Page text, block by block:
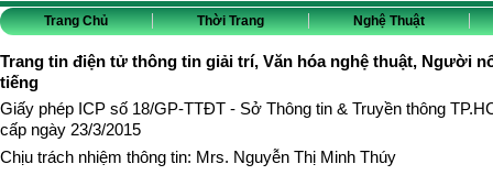
Trang Chủ Thời Trang Nghệ Thuật
Trang tin điện tử thông tin giải trí, Văn hóa nghệ thuật, Người
tiếng
Giấy phép ICP số 18/GP-TTĐT - Sở Thông tin & Truyền thông
cấp ngày 23/3/2015
Chịu trách nhiệm thông tin: Mrs. Nguyễn Thị Minh Thúy